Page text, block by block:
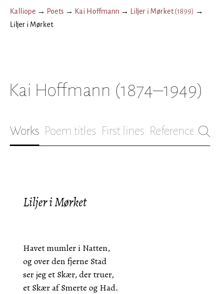
Kalliope → Poets → Kai Hoffmann → Liljer i Mørket(1899) →
Liljer i Mørket
Kai Hoffmann (1874–1949)
Works Poem titles First lines References
Liljer i Mørket
Havet mumler i Natten,
og over den fjerne Stad
ser jeg et Skær, der truer,
et Skær af Smerte og Had.